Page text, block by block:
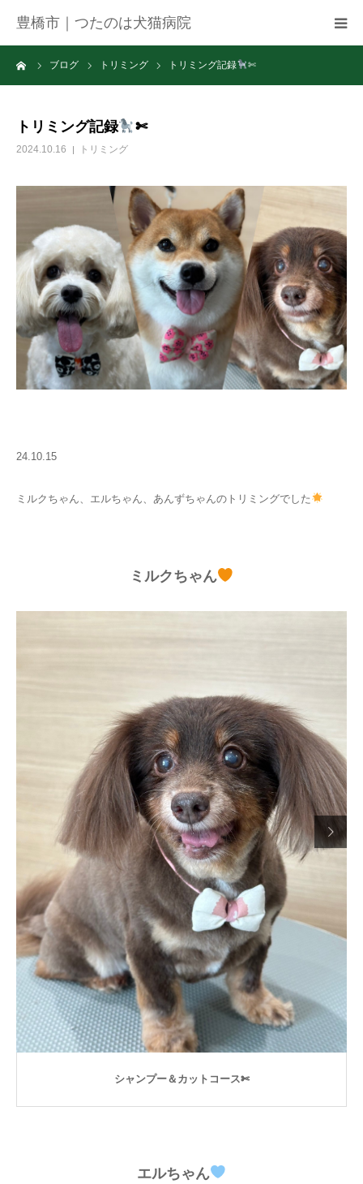
豊橋市｜つたのは犬猫病院
ブログ トリミング トリミング記録 ✄
トリミング記録 ✄
2024.10.16 トリミング
24.10.15
ミルクちゃん、エルちゃん、あんずちゃんのトリミングでした
ミルクちゃん

シャンプー＆カットコース✄
エルちゃん
病院紹介
ブログ
お問い合わせ